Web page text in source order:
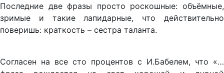
Последние две фразы просто роскошные: объёмные,
зримые и такие лапидарные, что действительно
поверишь: краткость – сестра таланта.
Согласен на все сто процентов с И.Бабелем, что «…